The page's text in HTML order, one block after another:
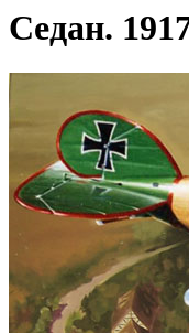
Седан.